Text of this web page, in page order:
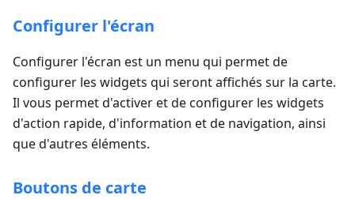
Configurer l'écran
Configurer l'écran est un menu qui permet de
configurer les widgets qui seront affichés sur la carte.
Il vous permet d'activer et de configurer les widgets
d'action rapide, d'information et de navigation, ainsi
que d'autres éléments.
Boutons de carte